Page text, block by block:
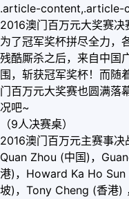
.article-content,.article-
2016澳门百万元大奖赛
为了冠军奖杯拼尽全力，
残酷厮杀之后，来自中国
围，斩获冠军奖杯！而随
门百万元大奖赛也圆满落
况吧~
（9人决赛桌）
2016澳门百万元主赛事决
Quan Zhou (中国)，
港)，Howard Ka Ho
坡)，Tony Cheng (香港)